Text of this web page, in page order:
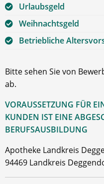
Urlaubsgeld
Weihnachtsgeld
Betriebliche
Bitte sehen Sie von
ab.
VORAUSSETZUNG FÜR
KUNDEN IST EINE
BERUFSAUSBILDUNG
Apotheke Landkreis
94469 Landkreis